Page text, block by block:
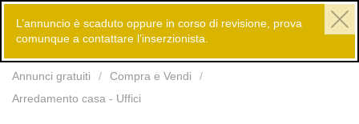
Annunci gratuiti
Compra e Vendi
Arredamento casa - Uffici
L’annuncio è scaduto oppure in corso di revisione, prova
comunque a contattare l’inserzionista.